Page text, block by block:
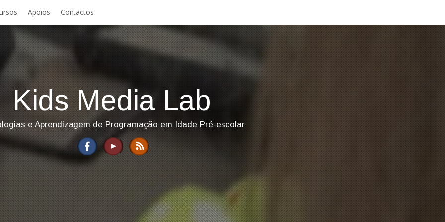
Apoios Contactos
Kids Media Lab
e Aprendizagem de Programação em Idade Pré-escolar